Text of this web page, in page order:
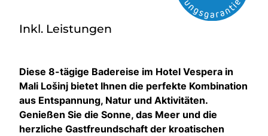
Inkl. Leistungen
Diese 8-tägige Badereise im Hotel Vespera in
Mali Lošinj bietet Ihnen die perfekte Kombination
aus Entspannung, Natur und Aktivitäten.
Genießen Sie die Sonne, das Meer und die
herzliche Gastfreundschaft der kroatischen